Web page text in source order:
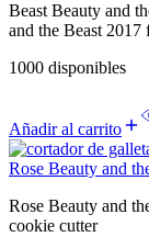
Beast Beauty and
and the Beast
1000 disponibles
Añadir al carrito
Rose Beauty and
Rose Beauty and
cookie cutter